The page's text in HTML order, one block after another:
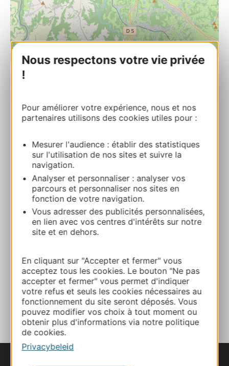
Nous respectons votre vie privée
!
Pour améliorer votre expérience, nous et nos
partenaires utilisons des cookies utiles pour :
Mesurer l'audience : établir des statistiques
sur l'utilisation de nos sites et suivre la
navigation.
Analyser et personnaliser : analyser vos
parcours et personnaliser nos sites en
fonction de votre navigation.
Vous adresser des publicités personnalisées,
en lien avec vos centres d'intérêts sur notre
site et en dehors.
En cliquant sur "Accepter et fermer" vous
acceptez tous les cookies. Le bouton "Ne pas
accepter et fermer" vous permet d'indiquer
votre refus et seuls les cookies nécessaires au
fonctionnement du site seront déposés. Vous
pouvez modifier vos choix à tout moment ou
obtenir plus d'informations via notre politique
de cookies.
Privacybeleid
Leaflet| Map data ©OpenStreetMap contributors
Roquelongue 12300 BOISSE-PENCHOT
Bereken uw route
+33565633967
E-mail
Website
TOEVOEGEN
AAN NOTITIEBOEKJE